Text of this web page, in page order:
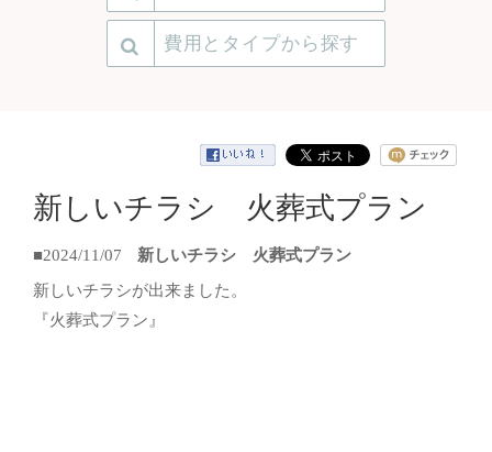
費用とタイプから探す
新しいチラシ 火葬式プラン
■2024/11/07
新しいチラシ 火葬式プラン
新しいチラシが出来ました。
『火葬式プラン』